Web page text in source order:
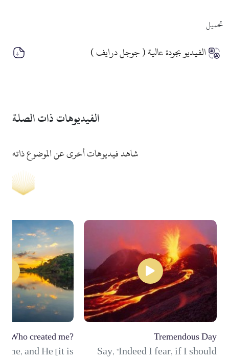
تحميل
الفيديو بجودة عالية ( جوجل درايف )
الفيديوهات ذات الصلة
شاهد فيديوهات أخرى عن الموضوع ذاته
Tremendous Day
Say, "Indeed I fear, if I should
Who created me?
me, and He [it is